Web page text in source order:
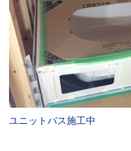
ユニットバス施工中